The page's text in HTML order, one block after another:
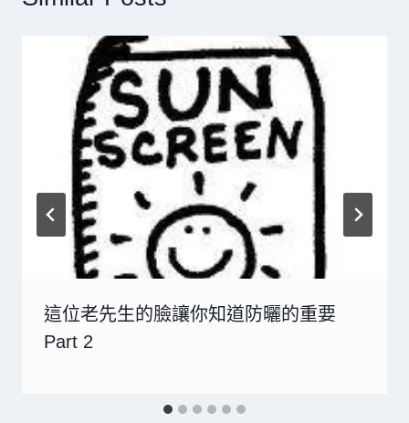
這位老先生的臉讓你知道防曬的重要
Part 2